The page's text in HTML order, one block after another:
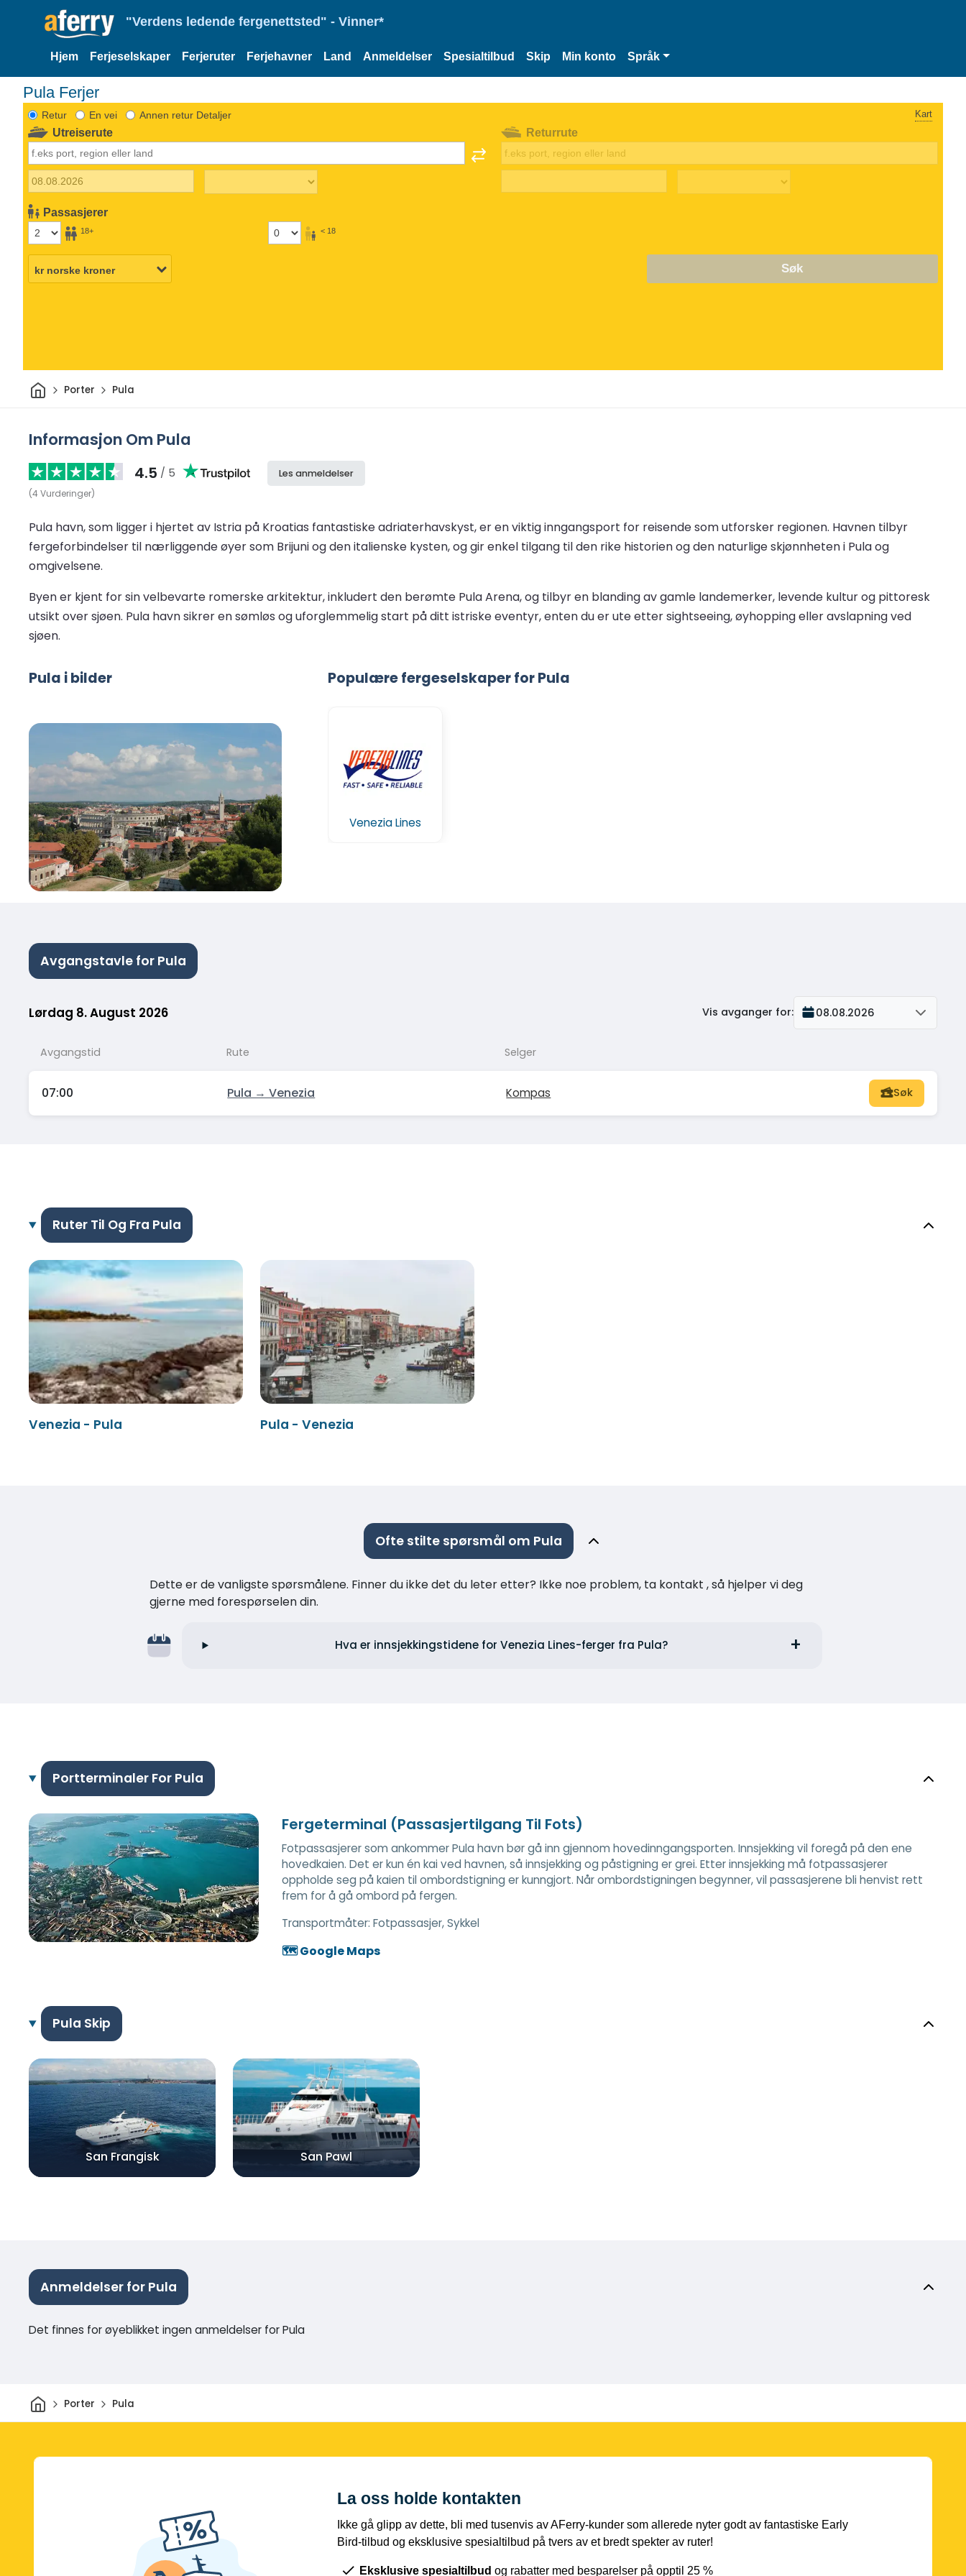
"Verdens ledende fergenettsted" - Vinner*
Hjem Ferjeselskaper Ferjeruter Ferjehavner Land Anmeldelser Spesialtilbud Skip Min konto Språk
Pula Ferjer
Retur En vei Annen retur Detaljer Kart
Utreiserute
Passasjerer
18+ < 18
Returrute
Søk
HjemPorter Pula
Informasjon Om Pula
4.5 / 5
(4 Vurderinger)
Les anmeldelser
Pula havn, som ligger i hjertet av Istria på Kroatias fantastiske adriaterhavskyst, er en viktig inngangsport for reisende som utforsker regionen. Havnen tilbyr
fergeforbindelser til nærliggende øyer som Brijuni og den italienske kysten, og gir enkel tilgang til den rike historien og den naturlige skjønnheten i Pula og
omgivelsene.
Byen er kjent for sin velbevarte romerske arkitektur, inkludert den berømte Pula Arena, og tilbyr en blanding av gamle landemerker, levende kultur og pittoresk
utsikt over sjøen. Pula havn sikrer en sømløs og uforglemmelig start på ditt istriske eventyr, enten du er ute etter sightseeing, øyhopping eller avslapning ved
sjøen.
Pula i bilder Populære fergeselskaper for Pula
Venezia Lines
Avgangstavle for Pula
Lørdag 8. August 2026 Vis avganger for: 08.08.2026
Avgangstid Rute Selger
07:00 Pula → Venezia Kompas Søk
Ruter Til Og Fra Pula
Venezia - Pula Pula - Venezia
Ofte stilte spørsmål om Pula
Dette er de vanligste spørsmålene. Finner du ikke det du leter etter? Ikke noe problem, ta kontakt , så hjelper vi deg
gjerne med forespørselen din.
Hva er innsjekkingstidene for Venezia Lines-ferger fra Pula?
Portterminaler For Pula
Fergeterminal (Passasjertilgang Til Fots)
Fotpassasjerer som ankommer Pula havn bør gå inn gjennom hovedinngangsporten. Innsjekking vil foregå på den ene
hovedkaien. Det er kun én kai ved havnen, så innsjekking og påstigning er grei. Etter innsjekking må fotpassasjerer
oppholde seg på kaien til ombordstigning er kunngjort. Når ombordstigningen begynner, vil passasjerene bli henvist rett
frem for å gå ombord på fergen.
Transportmåter: Fotpassasjer, Sykkel
🗺️ Google Maps
Pula Skip
San Frangisk San Pawl
Anmeldelser for Pula
Det finnes for øyeblikket ingen anmeldelser for Pula
HjemPorter Pula
La oss holde kontakten
Ikke gå glipp av dette, bli med tusenvis av AFerry-kunder som allerede nyter godt av fantastiske Early
Bird-tilbud og eksklusive spesialtilbud på tvers av et bredt spekter av ruter!
Eksklusive spesialtilbud og rabatter med besparelser på opptil 25 %